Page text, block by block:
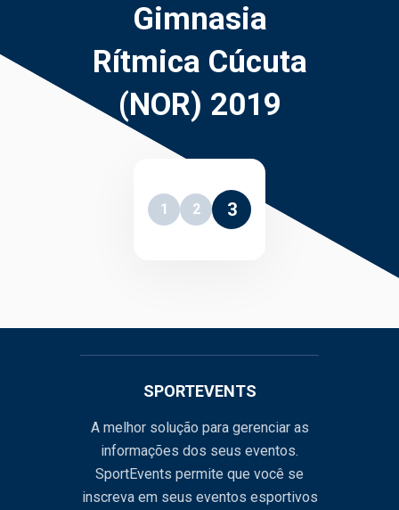
Gimnasia
Rítmica Cúcuta
(NOR) 2019
1 2 3
SPORTEVENTS
A melhor solução para gerenciar as
informações dos seus eventos.
SportEvents permite que você se
inscreva em seus eventos esportivos